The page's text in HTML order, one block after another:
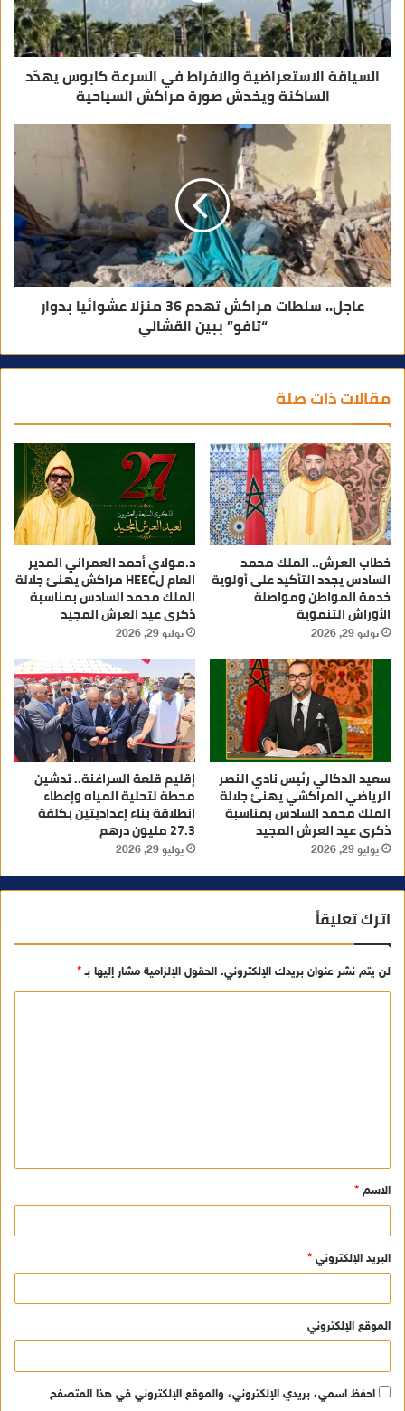
ي
السياقة الاستعراضية والافراط في السرعة كابوس يهدّد
الساكنة ويخدش صورة مراكش السياحية
عاجل.. سلطات مراكش تهدم 36 منزلا عشوائيا بدوار
“تافو” ببين القشالي
مقالات ذات صلة
خطاب العرش.. الملك محمد
السادس يجدد التأكيد على أولوية
خدمة المواطن ومواصلة
الأوراش التنموية
يوليو 29, 2026
د.مولاي أحمد العمراني المدير
العام لHEEC مراكش يهنئ جلالة
الملك محمد السادس بمناسبة
ذكرى عيد العرش المجيد
يوليو 29, 2026
سعيد الدكالي رئيس نادي النصر
الرياضي المراكشي يهنئ جلالة
الملك محمد السادس بمناسبة
ذكرى عيد العرش المجيد
يوليو 29, 2026
إقليم قلعة السراغنة.. تدشين
محطة لتحلية المياه وإعطاء
انطلاقة بناء إعداديتين بكلفة
27.3 مليون درهم
يوليو 29, 2026
اترك تعليقاً
لن يتم نشر عنوان بريدك الإلكتروني. الحقول الإلزامية مشار إليها بـ*
ق
*
الاسم *
البريد الإلكتروني *
الموقع الإلكتروني
احفظ اسمي، بريدي الإلكتروني، والموقع الإلكتروني في هذا المتصفح